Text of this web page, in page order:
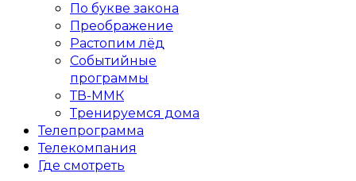
По букве закона
Преображение
Растопим лёд
Событийные
программы
ТВ-ММК
Тренируемся дома
Телепрограмма
Телекомпания
Где смотреть